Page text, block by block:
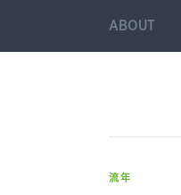
ABOUT
流年